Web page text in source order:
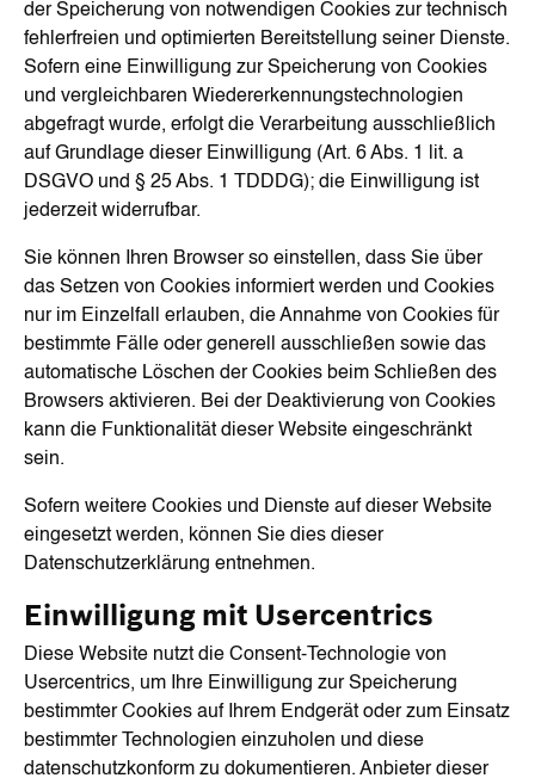
der Speicherung von notwendigen Cookies zur technisch
fehlerfreien und optimierten Bereitstellung seiner Dienste.
Sofern eine Einwilligung zur Speicherung von Cookies
und vergleichbaren Wiedererkennungstechnologien
abgefragt wurde, erfolgt die Verarbeitung ausschließlich
auf Grundlage dieser Einwilligung (Art. 6 Abs. 1 lit. a
DSGVO und § 25 Abs. 1 TDDDG); die Einwilligung ist
jederzeit widerrufbar.
Sie können Ihren Browser so einstellen, dass Sie über
das Setzen von Cookies informiert werden und Cookies
nur im Einzelfall erlauben, die Annahme von Cookies für
bestimmte Fälle oder generell ausschließen sowie das
automatische Löschen der Cookies beim Schließen des
Browsers aktivieren. Bei der Deaktivierung von Cookies
kann die Funktionalität dieser Website eingeschränkt
sein.
Sofern weitere Cookies und Dienste auf dieser Website
eingesetzt werden, können Sie dies dieser
Datenschutzerklärung entnehmen.
Einwilligung mit Usercentrics
Diese Website nutzt die Consent-Technologie von
Usercentrics, um Ihre Einwilligung zur Speicherung
bestimmter Cookies auf Ihrem Endgerät oder zum Einsatz
bestimmter Technologien einzuholen und diese
datenschutzkonform zu dokumentieren. Anbieter dieser